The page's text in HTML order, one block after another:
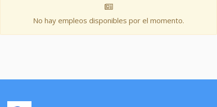
No hay empleos disponibles por el momento.